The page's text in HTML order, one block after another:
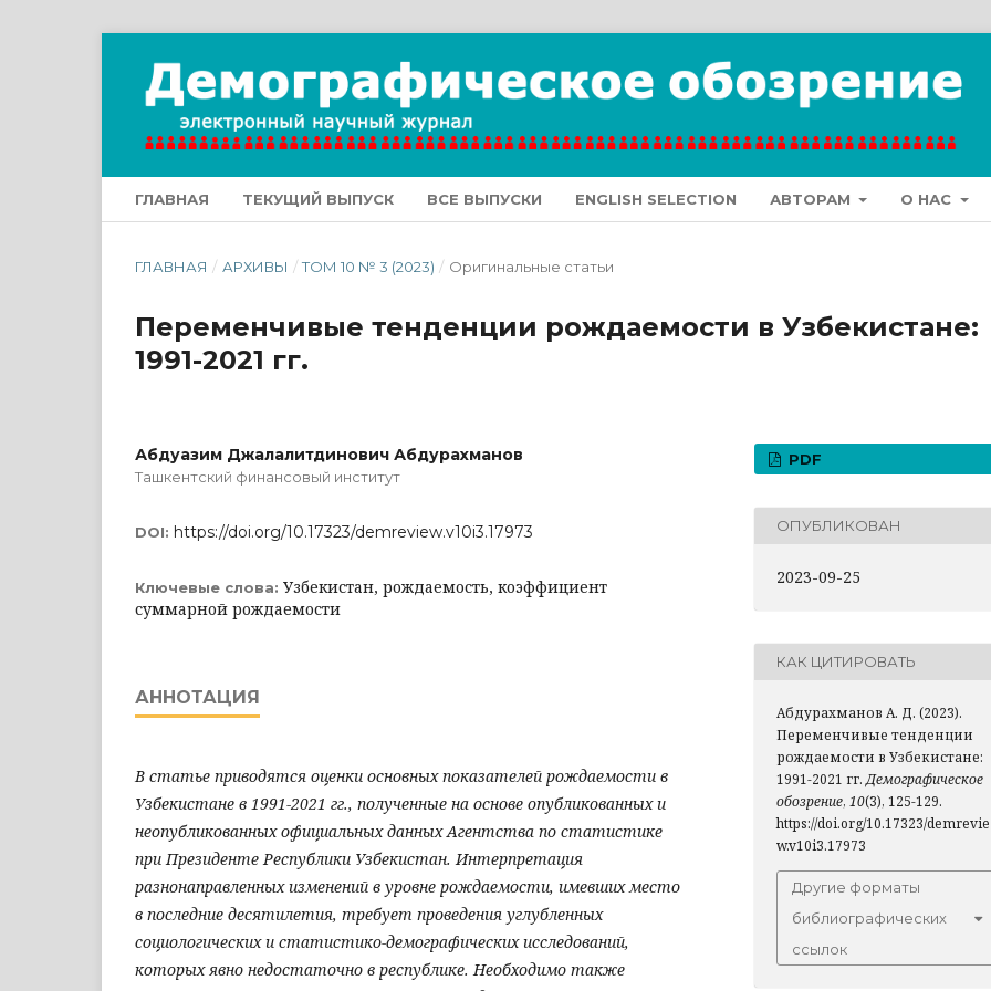
ГЛАВНАЯ ТЕКУЩИЙ ВЫПУСК ВСЕ ВЫПУСКИ ENGLISH SELECTION АВТОРАМ О НАС
ГЛАВНАЯ / АРХИВЫ / ТОМ 10 № 3 (2023) / Оригинальные статьи
Переменчивые тенденции рождаемости в Узбекистане:
1991-2021 гг.
Абдуазим Джалалитдинович Абдурахманов
Ташкентский финансовый институт
DOI: https://doi.org/10.17323/demreview.v10i3.17973
Ключевые слова: Узбекистан, рождаемость, коэффициент
суммарной рождаемости
АННОТАЦИЯ
В статье приводятся оценки основных показателей рождаемости в
Узбекистане в 1991-2021 гг., полученные на основе опубликованных и
неопубликованных официальных данных Агентства по статистике
при Президенте Республики Узбекистан. Интерпретация
разнонаправленных изменений в уровне рождаемости, имевших место
в последние десятилетия, требует проведения углубленных
социологических и статистико-демографических исследований,
которых явно недостаточно в республике. Необходимо также
PDF
ОПУБЛИКОВАН
2023-09-25
КАК ЦИТИРОВАТЬ
Абдурахманов А. Д. (2023).
Переменчивые тенденции
рождаемости в Узбекистане:
1991-2021 гг.Демографическое
обозрение, 10(3), 125-129.
https://doi.org/10.17323/demrevie
w.v10i3.17973
Другие форматы
библиографических
ссылок